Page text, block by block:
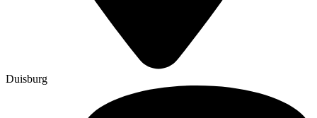
Duisburg